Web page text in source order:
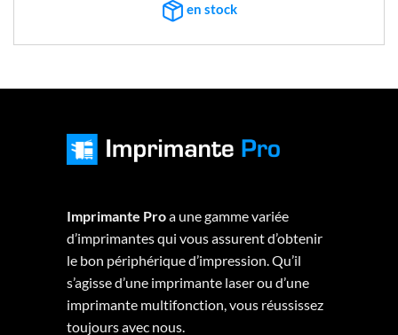
en stock
Imprimante Proa une gamme variée
d’imprimantes qui vous assurent d’obtenir
le bon périphérique d’impression. Qu’il
s’agisse d’une imprimante laser ou d’une
imprimante multifonction, vous réussissez
toujours avec nous.